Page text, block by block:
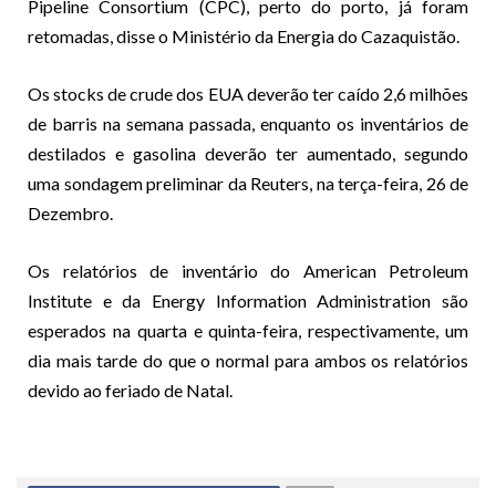
Pipeline Consortium (CPC), perto do porto, já foram
retomadas, disse o Ministério da Energia do Cazaquistão.
Os stocks de crude dos EUA deverão ter caído 2,6 milhões
de barris na semana passada, enquanto os inventários de
destilados e gasolina deverão ter aumentado, segundo
uma sondagem preliminar da Reuters, na terça-feira, 26 de
Dezembro.
Os relatórios de inventário do American Petroleum
Institute e da Energy Information Administration são
esperados na quarta e quinta-feira, respectivamente, um
dia mais tarde do que o normal para ambos os relatórios
devido ao feriado de Natal.